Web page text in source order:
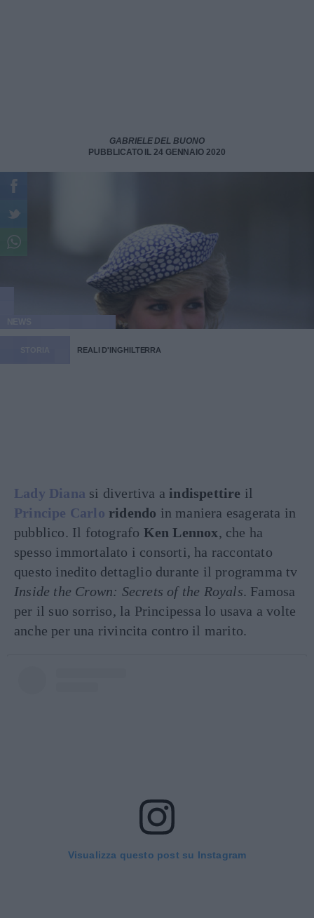
GABRIELE DEL BUONO
PUBBLICATO IL 24 GENNAIO 2020
REALI D'INGHILTERRA
Lady Diana si divertiva a indispettire il
Principe Carlo ridendo in maniera esagerata in
pubblico. Il fotografo Ken Lennox, che ha
spesso immortalato i consorti, ha raccontato
questo inedito dettaglio durante il programma tv
Inside the Crown: Secrets of the Royals. Famosa
per il suo sorriso, la Principessa lo usava a volte
anche per una rivincita contro il marito.
Visualizza questo post su Instagram